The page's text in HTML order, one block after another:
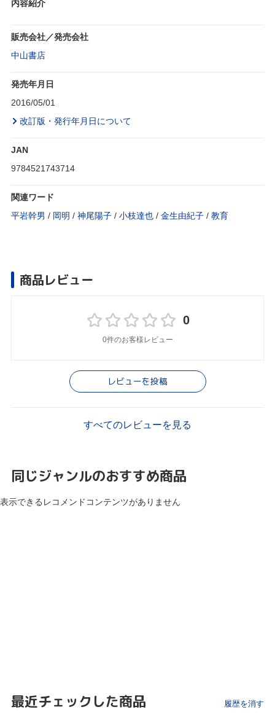
内容紹介
販売会社／発売会社
中山書店
発売年月日
2016/05/01
改訂版・発行年月日について
JAN
9784521743714
関連ワード
平岩幹男 / 岡明 / 神尾陽子 / 小枝達也 / 金生由紀子 / 教育
商品レビュー
0
0件のお客様レビュー
レビューを投稿
すべてのレビューを見る
同じジャンルのおすすめ商品
表示できるレコメンドコンテンツがありません
最近チェックした商品 履歴を消す